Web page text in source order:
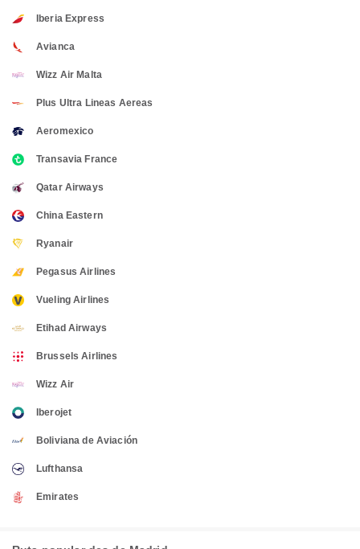
Iberia Express
Avianca
Wizz Air Malta
Plus Ultra Lineas Aereas
Aeromexico
Transavia France
Qatar Airways
China Eastern
Ryanair
Pegasus Airlines
Vueling Airlines
Etihad Airways
Brussels Airlines
Wizz Air
Iberojet
Boliviana de Aviación
Lufthansa
Emirates